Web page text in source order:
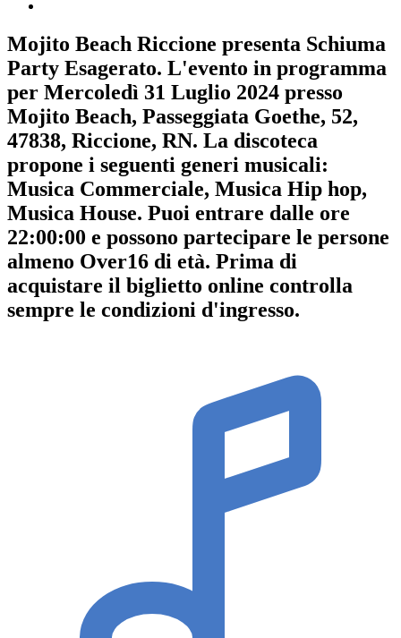
Mojito Beach Riccione presenta Schiuma
Party Esagerato. L'evento in programma
per Mercoledì 31 Luglio 2024 presso
Mojito Beach, Passeggiata Goethe, 52,
47838, Riccione, RN. La discoteca
propone i seguenti generi musicali:
Musica Commerciale, Musica Hip hop,
Musica House. Puoi entrare dalle ore
22:00:00 e possono partecipare le persone
almeno Over16 di età. Prima di
acquistare il biglietto online controlla
sempre le condizioni d'ingresso.